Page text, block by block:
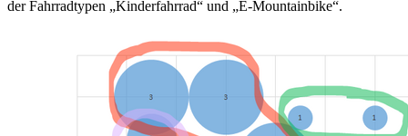
der Fahrradtypen „Kinderfahrrad“ und „E-Mountainbike“.